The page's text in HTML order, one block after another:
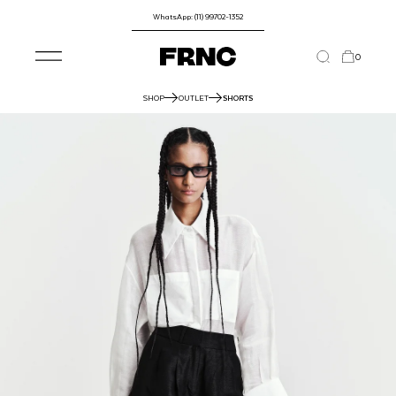
WhatsApp: (11) 99702-1352
0
SHOP OUTLET SHORTS